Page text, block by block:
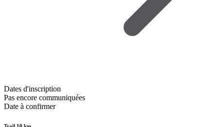
Dates d'inscription
Pas encore communiquées
Date à confirmer